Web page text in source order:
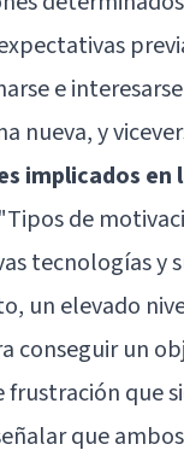
e
nueva, y
implicados
Tipos de
tecnologías y
un elevado
conseguir un
que
que